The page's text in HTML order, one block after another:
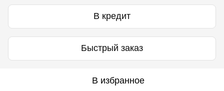
В кредит
Быстрый заказ
В избранное